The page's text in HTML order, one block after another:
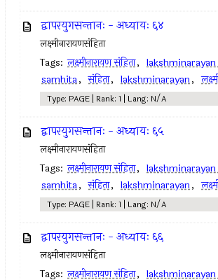
द्वापरयुगसन्तानः - अध्यायः ६४
लक्ष्मीनारायणसंहिता
Tags: लक्ष्मीनारायण संहिता,
samhita, संहिता, lakshminarayan,
Type: PAGE | Rank: 1 | Lang: N/A
द्वापरयुगसन्तानः - अध्यायः ६५
लक्ष्मीनारायणसंहिता
Tags: लक्ष्मीनारायण संहिता,
samhita, संहिता, lakshminarayan,
Type: PAGE | Rank: 1 | Lang: N/A
द्वापरयुगसन्तानः - अध्यायः ६६
लक्ष्मीनारायणसंहिता
Tags: लक्ष्मीनारायण संहिता,